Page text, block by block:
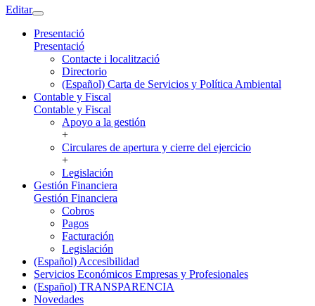
Editar
Presentació
Presentació
Contacte i localització
Directorio
(Español) Carta de Servicios y Política Ambiental
Contable y Fiscal
Contable y Fiscal
Apoyo a la gestión
+
Circulares de apertura y cierre del ejercicio
+
Legislación
Gestión Financiera
Gestión Financiera
Cobros
Pagos
Facturación
Legislación
(Español) Accesibilidad
Servicios Económicos Empresas y Profesionales
(Español) TRANSPARENCIA
Novedades